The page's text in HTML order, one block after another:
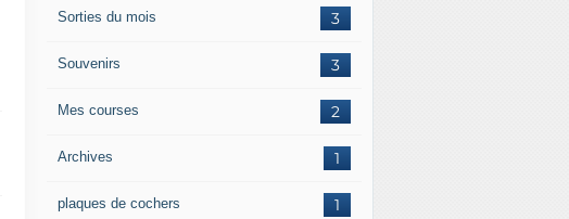
3
Sorties du mois
3
Souvenirs
2
Mes courses
1
Archives
1
plaques de cochers